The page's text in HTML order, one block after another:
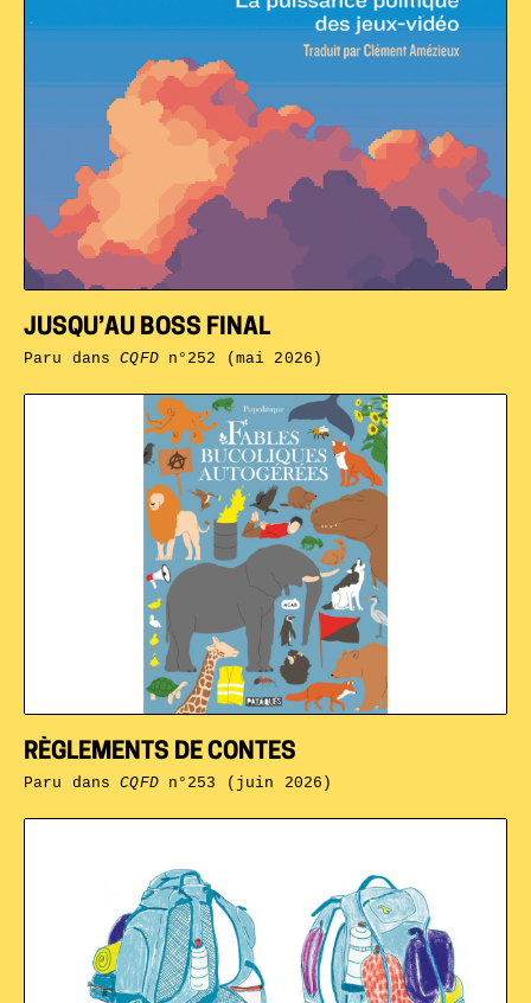
RÈGLEMENTS DE CONTES
Paru dansCQFDn°253 (juin 2026)
JUSQU’AU BOSS FINAL
Paru dansCQFDn°252 (mai 2026)